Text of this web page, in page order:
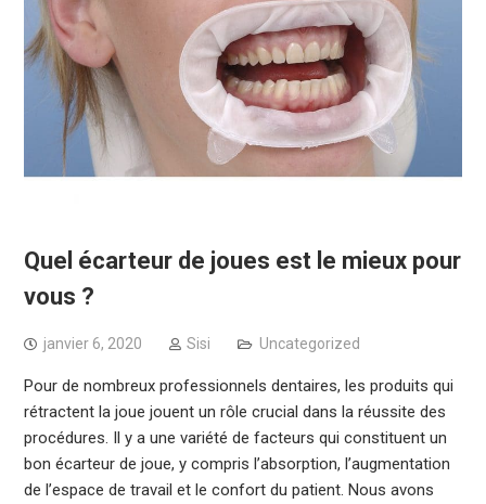
Quel écarteur de joues est le mieux pour
vous ?
janvier 6, 2020 Sisi Uncategorized
Pour de nombreux professionnels dentaires, les produits qui
rétractent la joue jouent un rôle crucial dans la réussite des
procédures. Il y a une variété de facteurs qui constituent un
bon écarteur de joue, y compris l’absorption, l’augmentation
de l’espace de travail et le confort du patient. Nous avons